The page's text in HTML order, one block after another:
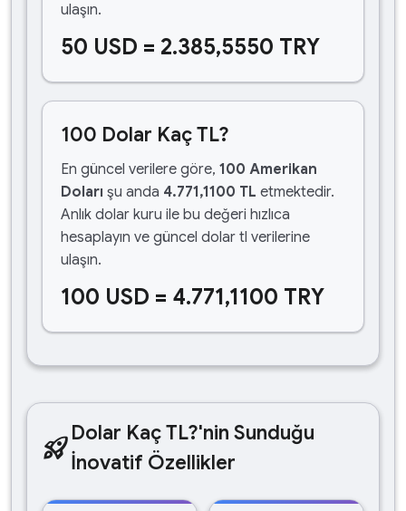
ulaşın.
50 USD = 2.385,5550 TRY
100 Dolar Kaç TL?
En güncel verilere göre, 100 Amerikan
Doları şu anda 4.771,1100 TL etmektedir.
Anlık dolar kuru ile bu değeri hızlıca
hesaplayın ve güncel dolar tl verilerine
ulaşın.
100 USD = 4.771,1100 TRY
rocket_launchDolar Kaç TL?'nin Sunduğu
İnovatif Özellikler